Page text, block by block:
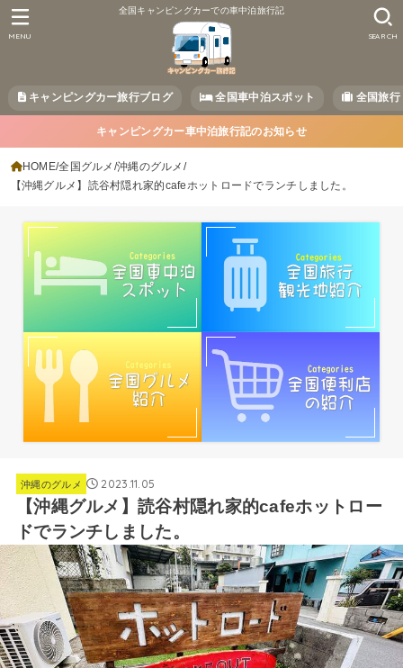
全国キャンピングカーでの車中泊旅行記
キャンピングカー旅行ブログ 全国車中泊スポット 全国旅行
SEARCH
MENU
キャンピングカー車中泊旅行記のお知らせ
HOME 全国グルメ 沖縄のグルメ
【沖縄グルメ】読谷村隠れ家的cafeホットロードでランチしました。
沖縄のグルメ 2023.11.05
【沖縄グルメ】読谷村隠れ家的cafeホットロー
ドでランチしました。